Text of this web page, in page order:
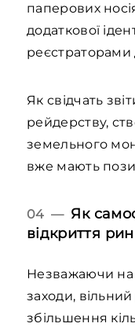
паперових
додаткової
реєстраторами
Як свідчать
рейдерству,
земельного
вже мають
04 — Як
відкриття
Незважаючи на
заходи,
збільшення